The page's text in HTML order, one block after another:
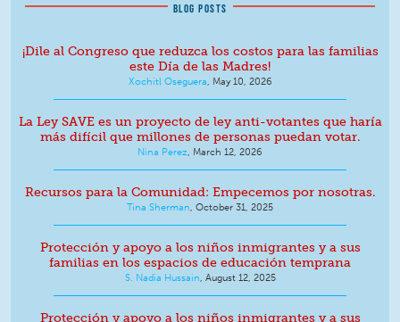
BLOG POSTS
¡Dile al Congreso que reduzca los costos para las familias
este Día de las Madres!
Xochitl Oseguera, May 10, 2026
La Ley SAVE es un proyecto de ley anti-votantes que haría
más difícil que millones de personas puedan votar.
Nina Perez, March 12, 2026
Recursos para la Comunidad: Empecemos por nosotras.
Tina Sherman, October 31, 2025
Protección y apoyo a los niños inmigrantes y a sus
familias en los espacios de educación temprana
S. Nadia Hussain, August 12, 2025
Protección y apoyo a los niños inmigrantes y a sus